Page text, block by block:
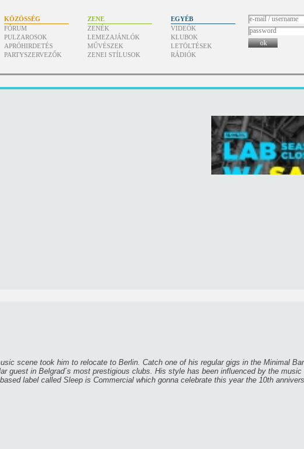
KÖZÖSSÉG
FÓRUM
PULZAROSOK
APRÓHIRDETÉS
PARTYSZERVEZŐK
ZENE
ZENÉK
LEMEZAJÁNLÓK
MŰVÉSZEK
ZENEI STÍLUSOK
EGYÉB
VIDEÓK
KLUBOK
LETÖLTÉSEK
RÁDIÓK
ok
scene took him to relocate to Berlin. Catch one of his regular gigs in the Minimal Bar
guest in Belgrad´s most prestigious clubs. His style has been influenced by the music
label called Sleep is Commercial which gonna celebrate this year the 10th